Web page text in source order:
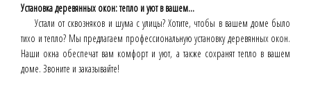
Установка деревянных окон: тепло и уют в вашем...
Устали от сквозняков и шума с улицы? Хотите, чтобы в вашем доме было
тихо и тепло? Мы предлагаем профессиональную установку деревянных окон.
Наши окна обеспечат вам комфорт и уют, а также сохранят тепло в вашем
доме. Звоните и заказывайте!